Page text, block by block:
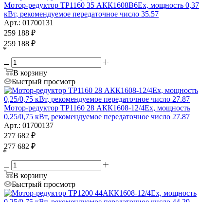
Мотор-редуктор ТР1160 35 АКК1608B6Ех, мощность 0,37
кВт, рекомендуемое передаточное число 35.57
Арт.: 01700131
259 188 ₽
259 188 ₽
*
В корзину
Быстрый просмотр
Мотор-редуктор ТР1160 28 АКК1608-12/4Ех, мощность
0,25/0,75 кВт, рекомендуемое передаточное число 27.87
Арт.: 01700137
277 682 ₽
277 682 ₽
*
В корзину
Быстрый просмотр